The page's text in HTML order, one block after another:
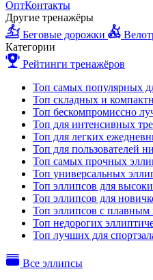
ОптКонтакты
Другие тренажёры
Беговые дорожки
Категории
Рейтинги тренажёров
Топ самых популярных
Топ складных и
Топ бескомпромиссно
Топ для интенсивных
Топ для легких
Топ для пользователей
Топ самых прочных
Топ универсальных
Топ эллипсов для
Топ эллипсов для
Топ эллипсов с плавным
Топ недорогих
Топ лучших для
Все эллипсы